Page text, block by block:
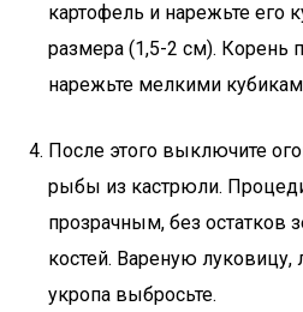
картофель и нарежьте его
размера (1,5-2 см). Корень
нарежьте мелкими
После этого выключите
рыбы из кастрюли.
прозрачным, без остатков
костей. Вареную луковицу,
укропа выбросьте.